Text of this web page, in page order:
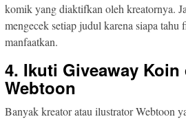
komik yang diaktifkan oleh kreatornya.
mengecek setiap judul karena siapa tahu
manfaatkan.
4. Ikuti Giveaway
Webtoon
Banyak kreator atau ilustrator Webtoon